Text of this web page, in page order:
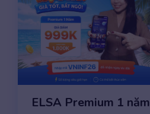
ELSA Premium 1 năm